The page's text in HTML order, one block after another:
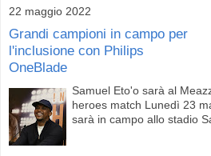
22 maggio 2022
Grandi campioni in campo per
l'inclusione con Philips
OneBlade
Samuel Eto'o sarà al
heroes match Lunedì 23
sarà in campo allo stadio